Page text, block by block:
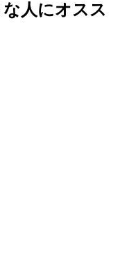
人にオスス